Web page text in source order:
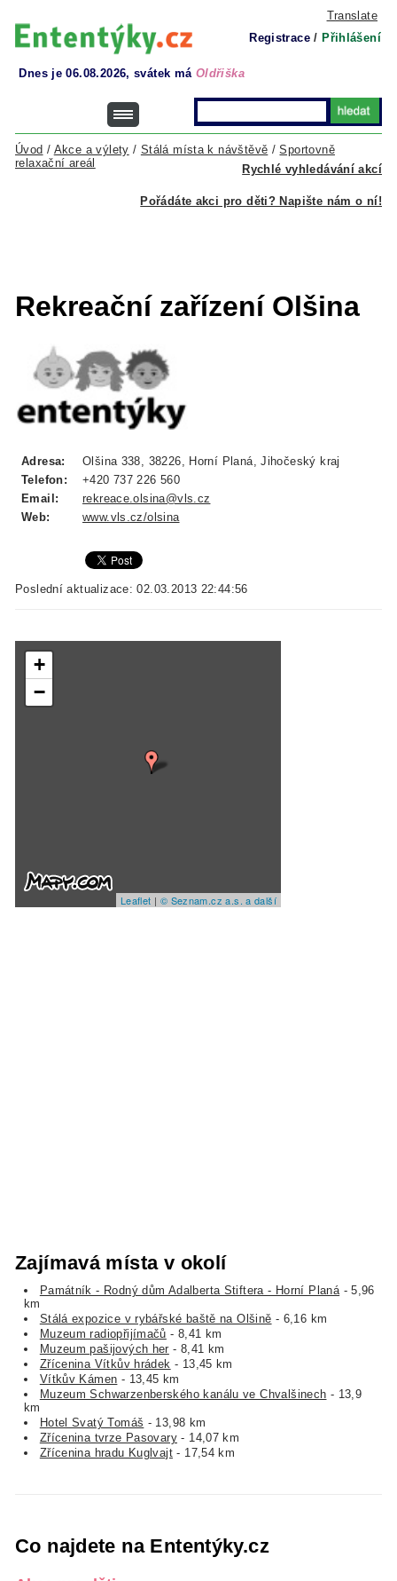
Translate
Registrace / Přihlášení
Dnes je 06.08.2026, svátek má Oldřiška
Rychlé vyhledávání akcí
Úvod / Akce a výlety / Stálá místa k návštěvě /Sportovně
relaxační areál
Pořádáte akci pro děti? Napište nám o ní!
Rekreační zařízení Olšina
Adresa:
Olšina 338, 38226, Horní Planá, Jihočeský kraj
Telefon:
+420 737 226 560
Email:
rekreace.olsina@vls.cz
Web:
www.vls.cz/olsina
Poslední aktualizace: 02.03.2013 22:44:56
+
−
Leaflet | © Seznam.cz a.s. a další
Zajímavá místa v okolí
Památník - Rodný dům Adalberta Stiftera - Horní Planá - 5,96
km
Stálá expozice v rybářské baště na Olšině - 6,16 km
Muzeum radiopřijímačů - 8,41 km
Muzeum pašijových her - 8,41 km
Zřícenina Vítkův hrádek - 13,45 km
Vítkův Kámen - 13,45 km
Muzeum Schwarzenberského kanálu ve Chvalšinech - 13,9
km
Hotel Svatý Tomáš - 13,98 km
Zřícenina tvrze Pasovary - 14,07 km
Zřícenina hradu Kuglvajt - 17,54 km
Co najdete na Ententýky.cz